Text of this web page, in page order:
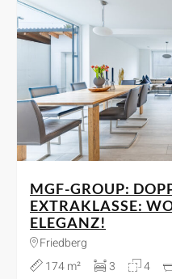
MGF-GROUP:
EXTRAKLASSE:
ELEGANZ!
Friedberg
174 m²
3 4